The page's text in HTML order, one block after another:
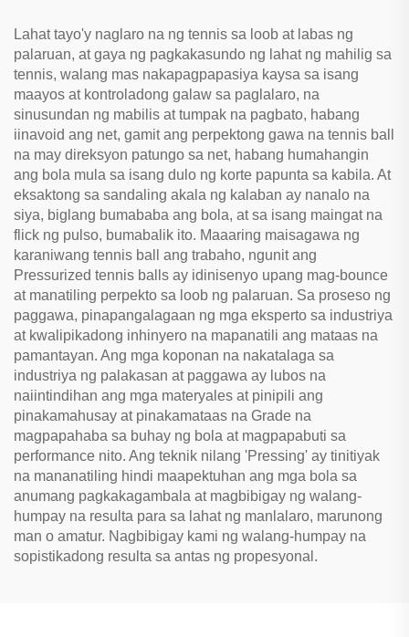
Lahat tayo'y naglaro na ng tennis sa loob at labas ng
palaruan, at gaya ng pagkakasundo ng lahat ng mahilig sa
tennis, walang mas nakapagpapasiya kaysa sa isang
maayos at kontroladong galaw sa paglalaro, na
sinusundan ng mabilis at tumpak na pagbato, habang
iinavoid ang net, gamit ang perpektong gawa na tennis ball
na may direksyon patungo sa net, habang humahangin
ang bola mula sa isang dulo ng korte papunta sa kabila. At
eksaktong sa sandaling akala ng kalaban ay nanalo na
siya, biglang bumababa ang bola, at sa isang maingat na
flick ng pulso, bumabalik ito. Maaaring maisagawa ng
karaniwang tennis ball ang trabaho, ngunit ang
Pressurized tennis balls ay idinisenyo upang mag-bounce
at manatiling perpekto sa loob ng palaruan. Sa proseso ng
paggawa, pinapangalagaan ng mga eksperto sa industriya
at kwalipikadong inhinyero na mapanatili ang mataas na
pamantayan. Ang mga koponan na nakatalaga sa
industriya ng palakasan at paggawa ay lubos na
naiintindihan ang mga materyales at pinipili ang
pinakamahusay at pinakamataas na Grade na
magpapahaba sa buhay ng bola at magpapabuti sa
performance nito. Ang teknik nilang 'Pressing' ay tinitiyak
na mananatiling hindi maapektuhan ang mga bola sa
anumang pagkakagambala at magbibigay ng walang-
humpay na resulta para sa lahat ng manlalaro, marunong
man o amatur. Nagbibigay kami ng walang-humpay na
sopistikadong resulta sa antas ng propesyonal.